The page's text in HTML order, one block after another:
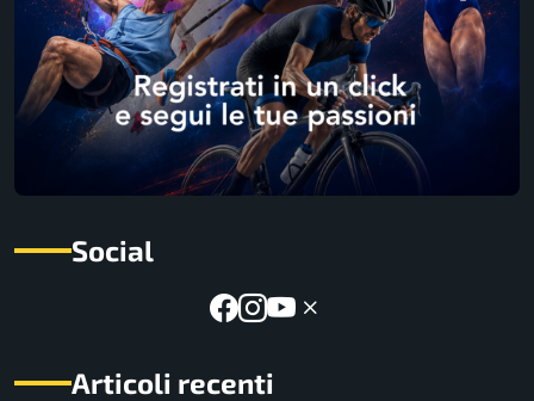
Social
Articoli recenti